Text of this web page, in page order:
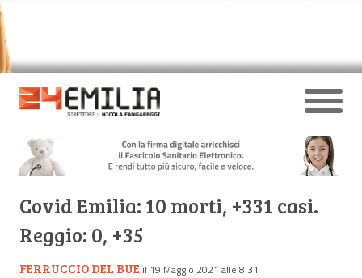
Covid Emilia: 10 morti, +331 casi.
Reggio: 0, +35
FERRUCCIO DEL BUE il 19 Maggio 2021 alle 8:31